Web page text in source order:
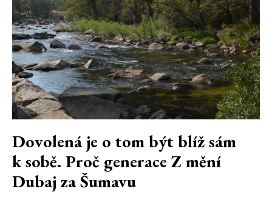
Dovolená je o tom být blíž sám
k sobě. Proč generace Z mění
Dubaj za Šumavu